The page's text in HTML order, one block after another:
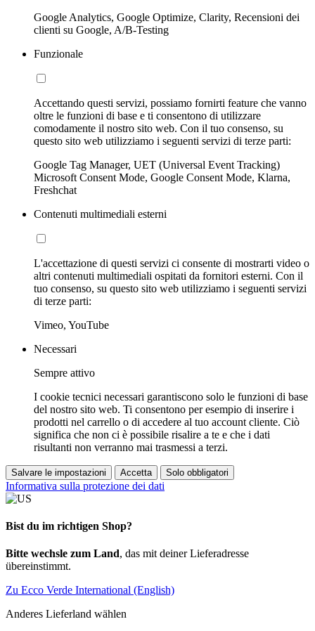
Google Analytics, Google Optimize, Clarity, Recensioni dei
clienti su Google, A/B-Testing
Funzionale
Accettando questi servizi, possiamo fornirti feature che vanno
oltre le funzioni di base e ti consentono di utilizzare
comodamente il nostro sito web. Con il tuo consenso, su
questo sito web utilizziamo i seguenti servizi di terze parti:
Google Tag Manager, UET (Universal Event Tracking)
Microsoft Consent Mode, Google Consent Mode, Klarna,
Freshchat
Contenuti multimediali esterni
L'accettazione di questi servizi ci consente di mostrarti video o
altri contenuti multimediali ospitati da fornitori esterni. Con il
tuo consenso, su questo sito web utilizziamo i seguenti servizi
di terze parti:
Vimeo, YouTube
Necessari
Sempre attivo
I cookie tecnici necessari garantiscono solo le funzioni di base
del nostro sito web. Ti consentono per esempio di inserire i
prodotti nel carrello o di accedere al tuo account cliente. Ciò
significa che non ci è possibile risalire a te e che i dati
risultanti non verranno mai trasmessi a terzi.
Salvare le impostazioni Accetta Solo obbligatori
Informativa sulla protezione dei dati
Bist du im richtigen Shop?
Bitte wechsle zum Land, das mit deiner Lieferadresse
übereinstimmt.
Zu Ecco Verde International (English)
Anderes Lieferland wählen